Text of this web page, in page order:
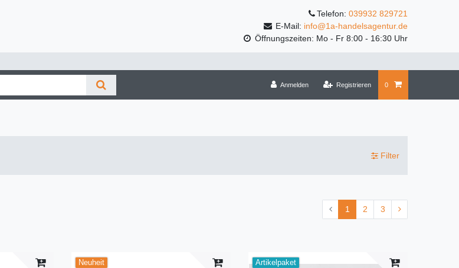
Telefon: 039932 829721
E-Mail: info@1a-handelsagentur.de
Öffnungszeiten: Mo - Fr 8:00 - 16:30 Uhr
Anmelden Registrieren 0
Filter
1 2 3
Neuheit Artikelpaket